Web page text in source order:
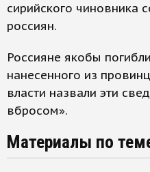
сирийского чиновника
россиян.
Россияне якобы
нанесенного из
власти назвали эти
вбросом».
Материалы по